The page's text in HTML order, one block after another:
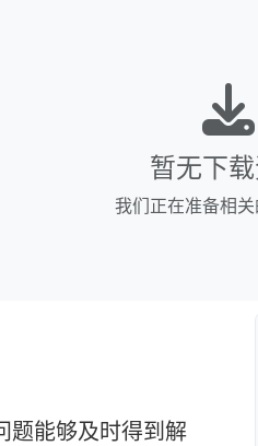
暂无下
我们正在准备相
题能够及时得到解